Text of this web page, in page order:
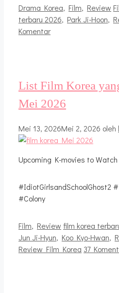
Kategori
Drama Korea, Film, Review
terbaru 2026, Park Ji-Hoon,
Komentar
List Film Korea
Mei 2026
Mei 13, 2026Mei 2, 2026 oleh
Upcoming K-movies to
#IdiotGirlsandSchoolGhost2
#Colony
Kategori
Film, Review Tag
film korea
Jun Ji-Hyun, Koo Kyo-Hwan,
Review Film Korea 37